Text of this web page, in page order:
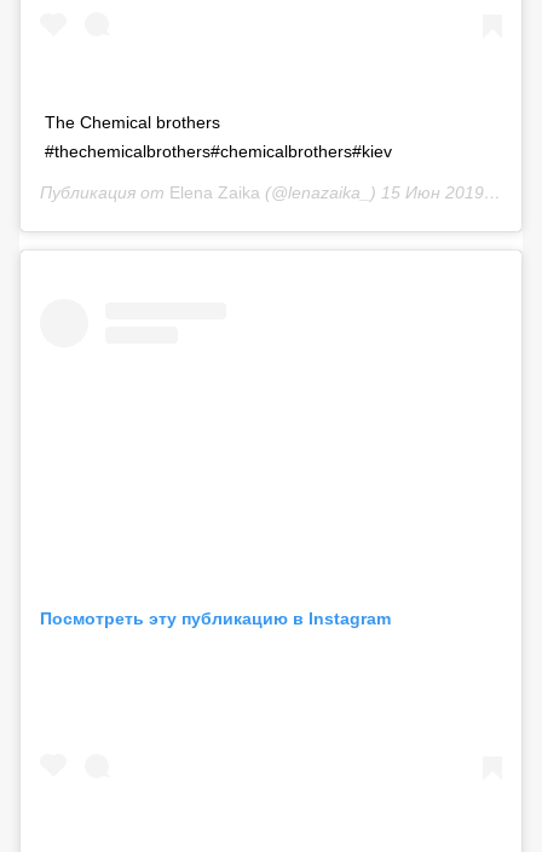
The Chemical brothers
#thechemicalbrothers#chemicalbrothers#kiev
Публикация от Elena Zaika (@lenazaika_) 15 Июн 2019 в 11:01 PDT
Посмотреть эту публикацию в Instagram